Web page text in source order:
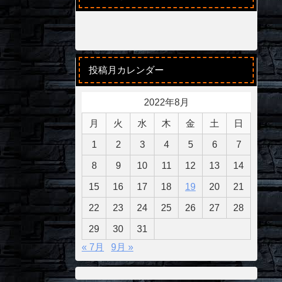
投稿月カレンダー
2022年8月
月 火 水 木 金 土 日
1 2 3 4 5 6 7
8 9 10 11 12 13 14
15 16 17 18 19 20 21
22 23 24 25 26 27 28
29 30
31
« 7月
9月 »